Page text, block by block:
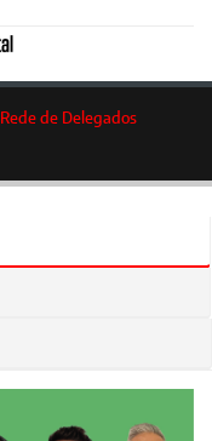
Rede de Delegados